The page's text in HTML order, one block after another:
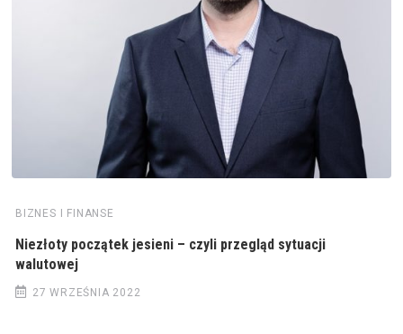
BIZNES I FINANSE
Niezłoty początek jesieni – czyli przegląd sytuacji
walutowej
27 WRZEŚNIA 2022